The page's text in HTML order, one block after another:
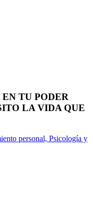
TU PODER
LA VIDA QUE
personal, Psicología y